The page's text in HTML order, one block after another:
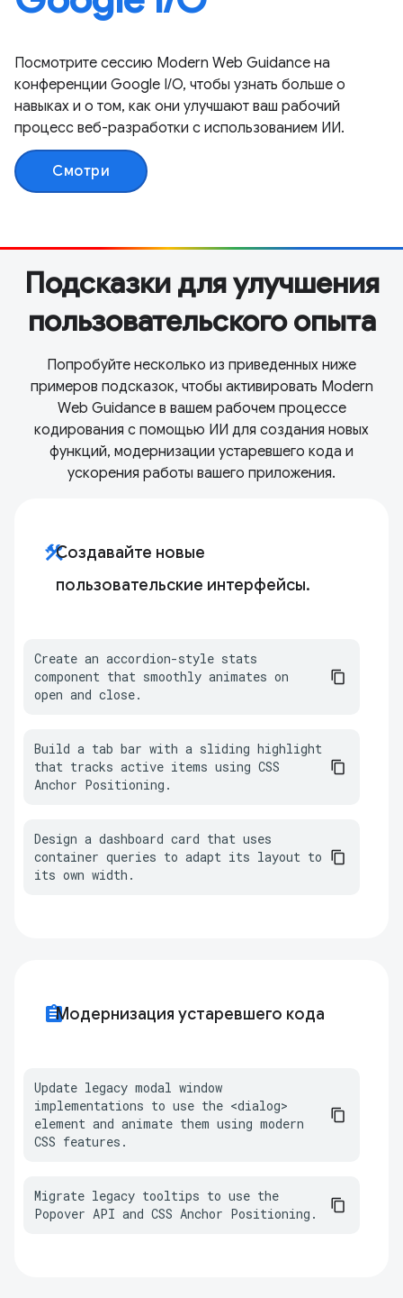
Посмотрите сессию Modern Web Guidance на
конференции Google I/O, чтобы узнать больше о
навыках и о том, как они улучшают ваш рабочий
процесс веб-разработки с использованием ИИ.
Смотри
Подсказки для улучшения
пользовательского опыта
Попробуйте несколько из приведенных ниже
примеров подсказок, чтобы активировать Modern
Web Guidance в вашем рабочем процессе
кодирования с помощью ИИ для создания новых
функций, модернизации устаревшего кода и
ускорения работы вашего приложения.
constructionСоздавайте новые
пользовательские интерфейсы.
Create an accordion-style stats
component that smoothly animates on
open and close.
Build a tab bar with a sliding highlight
that tracks active items using CSS
Anchor Positioning.
Design a dashboard card that uses
container queries to adapt its layout to
its own width.
assignmentМодернизация устаревшего кода
Update legacy modal window
implementations to use the <dialog>
element and animate them using modern
CSS features.
Migrate legacy tooltips to use the
Popover API and CSS Anchor Positioning.